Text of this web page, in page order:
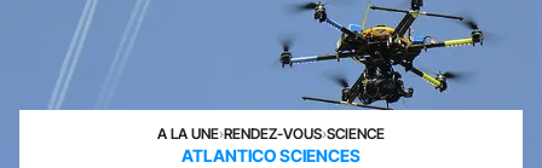
A LA UNE›RENDEZ-VOUS›SCIENCE
ATLANTICO SCIENCES